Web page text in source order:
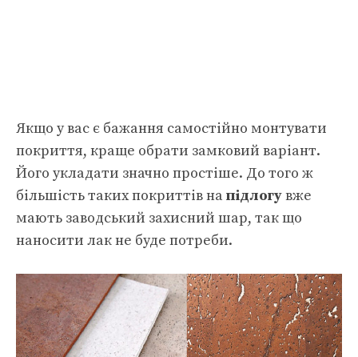
Якщо у вас є бажання самостійно монтувати
покриття, краще обрати замковий варіант.
Його укладати значно простіше. До того ж
більшість таких покриттів напідлогувже
мають заводський захисний шар, так що
наносити лак не буде потреби.